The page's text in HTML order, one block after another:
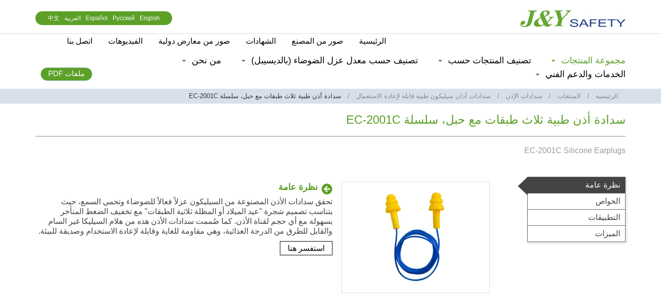
English
Русский
Español العربية 中文
الرئيسية صور من المصنع الشهادات صور من معارض دولية الفيديوهات اتصل بنا
مجموعة المنتجات تصنيف المنتجات حسب تصنيف حسب معدل عزل الضوضاء (بالديسيبل)
من نحن
الخدمات والدعم الفني
ملفات PDF
الرئيسية المنتجات سدادات الإذن سدادات أذان سيليكون طبية قابلة لإعادة الاستعمال سدادة أذن طبية ثلاث طبقات مع حبل، سلسلة EC-2001C
سدادة أذن طبية ثلاث طبقات مع حبل، سلسلة EC-2001C
EC-2001C Silicone Earplugs
نظرة عامة
تحقق سدادات الأذن المصنوعة من السيليكون عزلاً فعالاً للضوضاء وتحمي السمع، حيث
يتناسب تصميم شجرة "عيد الميلاد أو المظلة ثلاثية الطبقات" مع تخفيف الضغط المتأخر
بسهولة مع أي حجم لقناة الأذن. كما صُممت سدادات الأذن هذه من هلام السيليكا غير السام
والقابل للطرق من الدرجة الغذائية، وهي مقاومة للغاية وقابلة لإعادة الاستخدام وصديقة للبيئة.
استفسر هنا
نظرة عامة
الخواص
التطبيقات
الميزات